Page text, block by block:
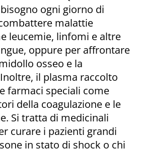
ogni giorno di
malattie
leucemie, linfomi e altre
oppure per affrontare
osseo e la
il plasma raccolto
farmaci speciali come
della coagulazione e le
Si tratta di medicinali
curare i pazienti grandi
in stato di shock o chi